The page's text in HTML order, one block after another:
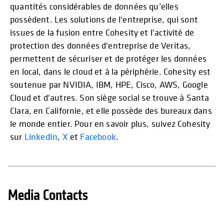
quantités considérables de données qu’elles
possèdent. Les solutions de l'entreprise, qui sont
issues de la fusion entre Cohesity et l'activité de
protection des données d'entreprise de Veritas,
permettent de sécuriser et de protéger les données
en local, dans le cloud et à la périphérie. Cohesity est
soutenue par NVIDIA, IBM, HPE, Cisco, AWS, Google
Cloud et d'autres. Son siège social se trouve à Santa
Clara, en Californie, et elle possède des bureaux dans
le monde entier. Pour en savoir plus, suivez Cohesity
sur LinkedIn, X et Facebook.
Media Contacts